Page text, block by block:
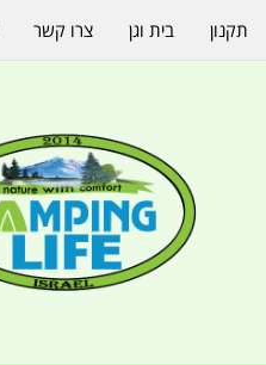
תקנון בית וגן צרו קשר